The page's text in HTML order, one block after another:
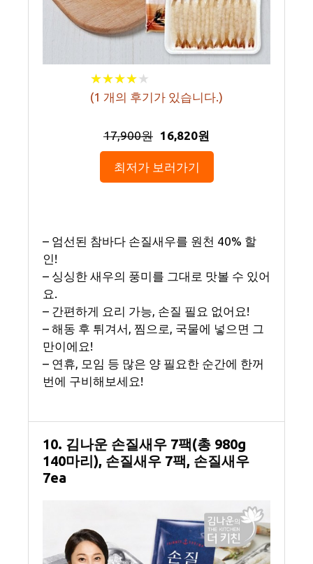
★★★★★
★★★★★
(1 개의 후기가 있습니다.)
17,900원 16,820원
최저가 보러가기
– 엄선된 참바다 손질새우를 원천 40% 할
인!
– 싱싱한 새우의 풍미를 그대로 맛볼 수 있어
요.
– 간편하게 요리 가능, 손질 필요 없어요!
– 해동 후 튀겨서, 찜으로, 국물에 넣으면 그
만이에요!
– 연휴, 모임 등 많은 양 필요한 순간에 한꺼
번에 구비해보세요!
10. 김나운 손질새우 7팩(총 980g
140마리), 손질새우 7팩, 손질새우
7ea